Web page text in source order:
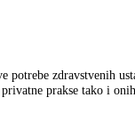
potrebe zdravstvenih
prakse tako i